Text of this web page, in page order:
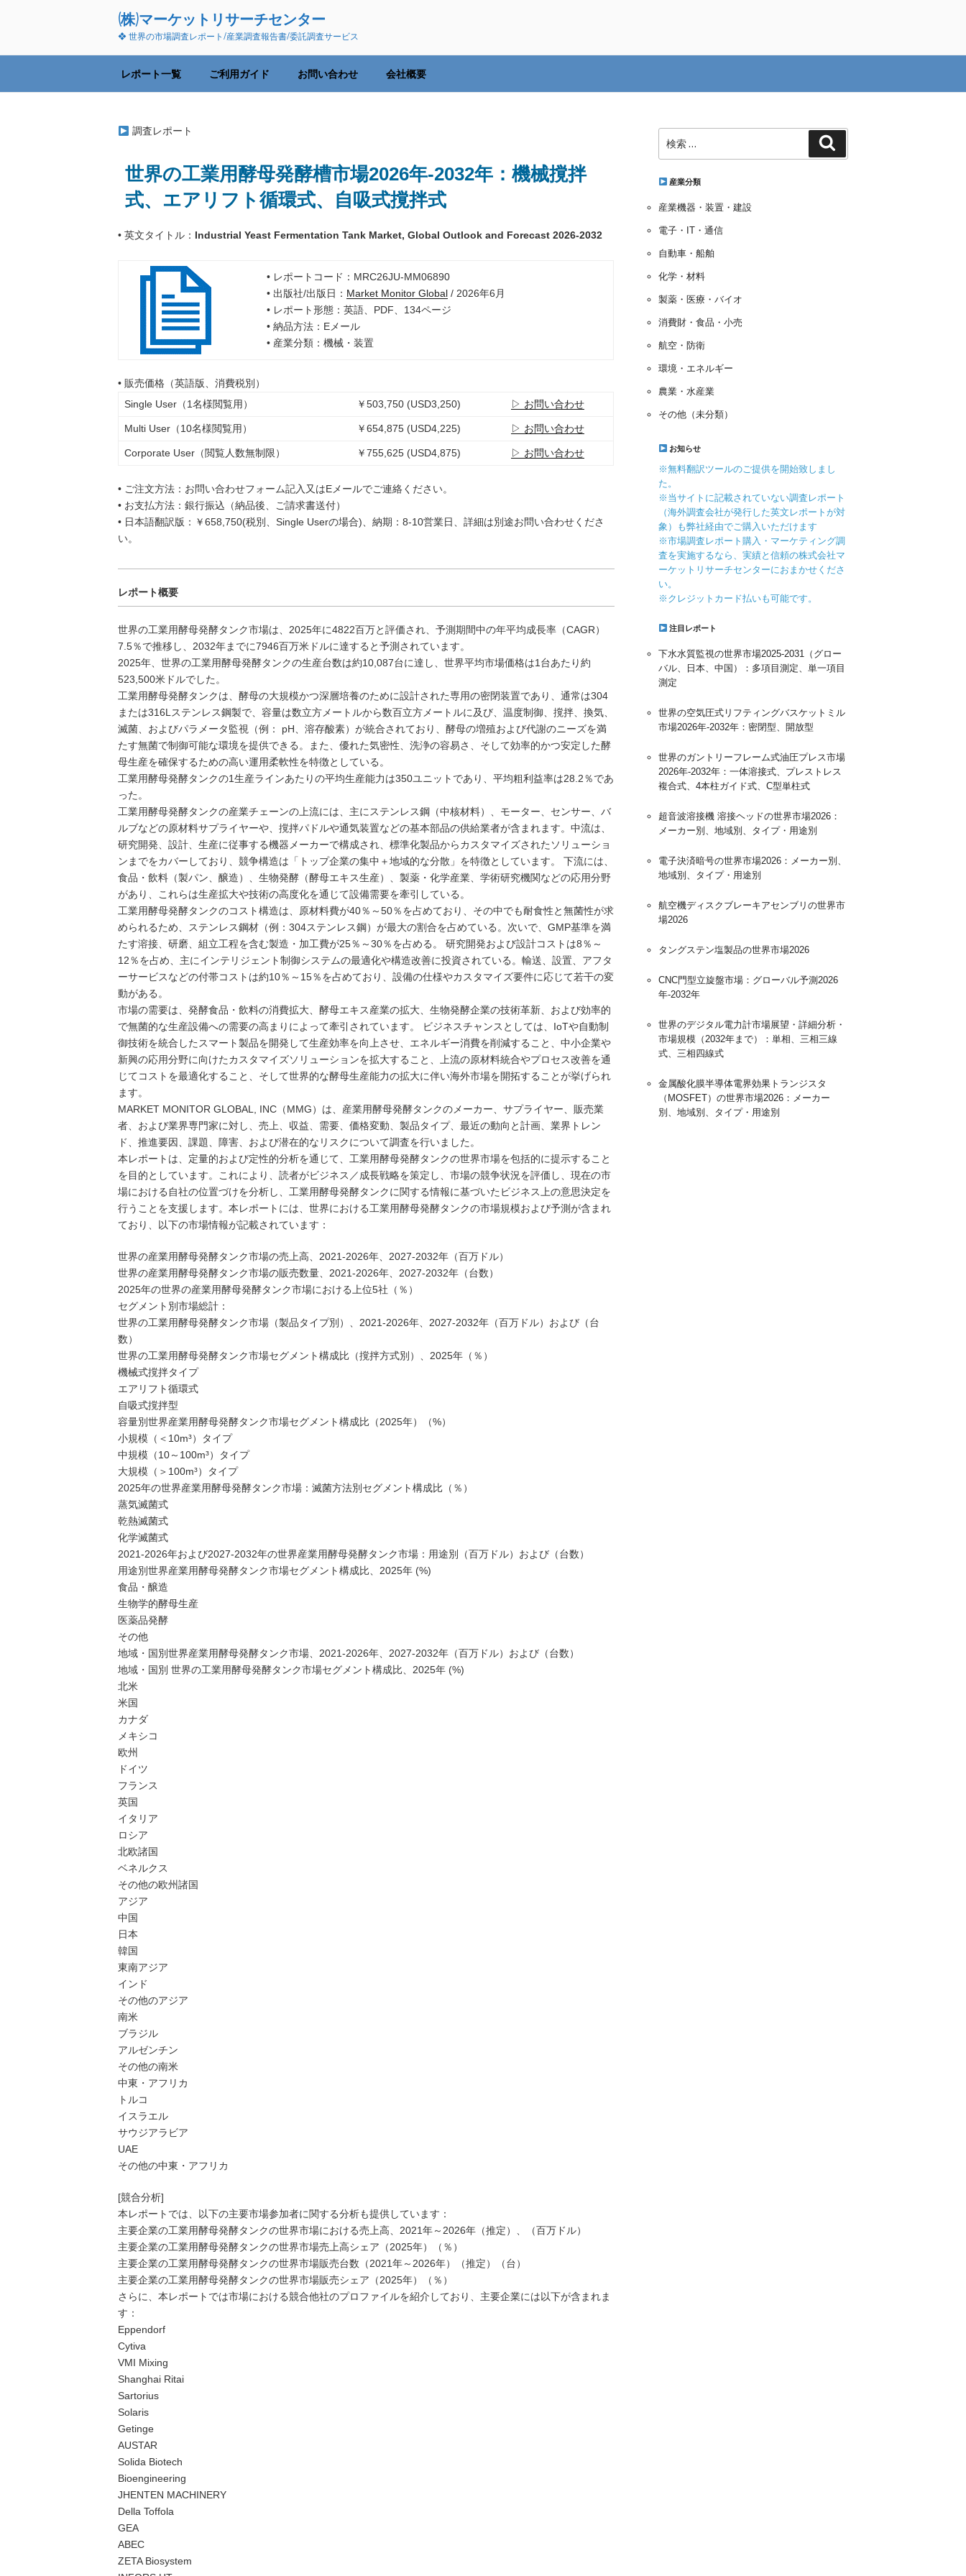
ン
へ
(株)マーケットリサーチセンター
❖ 世界の市場調査レポート/産業調査報告書/委託調査サービス
レポート一覧 ご利用ガイド お問い合わせ 会社概要
調査レポート
世界の工業用酵母発酵槽市場2026年-2032年：機械撹拌
式、エアリフト循環式、自吸式撹拌式
• 英文タイトル： Industrial Yeast Fermentation Tank Market, Global Outlook and Forecast 2026-2032
• レポートコード：MRC26JU-MM06890
• 出版社/出版日： Market Monitor Global/ 2026年6月
• レポート形態：英語、PDF、134ページ
• 納品方法：Eメール
• 産業分類：機械・装置
• 販売価格（英語版、消費税別）
Single User（1名様閲覧用）
￥503,750 (USD3,250) ▷ お問い合わせ
Multi User（10名様閲覧用） ￥654,875 (USD4,225) ▷ お問い合わせ
Corporate User（閲覧人数無制限） ￥755,625 (USD4,875) ▷ お問い合わせ
• ご注文方法：お問い合わせフォーム記入又はEメールでご連絡ください。
• お支払方法：銀行振込（納品後、ご請求書送付）
• 日本語翻訳版：￥658,750(税別、Single Userの場合)、納期：8-10営業日、詳細は別途お問い合わせくださ
い。
レポート概要
世界の工業用酵母発酵タンク市場は、2025年に4822百万と評価され、予測期間中の年平均成長率（CAGR）
7.5％で推移し、2032年までに7946百万米ドルに達すると予測されています。
2025年、世界の工業用酵母発酵タンクの生産台数は約10,087台に達し、世界平均市場価格は1台あたり約
523,500米ドルでした。
工業用酵母発酵タンクは、酵母の大規模かつ深層培養のために設計された専用の密閉装置であり、通常は304
または316Lステンレス鋼製で、容量は数立方メートルから数百立方メートルに及び、温度制御、撹拌、換気、
滅菌、およびパラメータ監視（例： pH、溶存酸素）が統合されており、酵母の増殖および代謝のニーズを満
たす無菌で制御可能な環境を提供できる。また、優れた気密性、洗浄の容易さ、そして効率的かつ安定した酵
母生産を確保するための高い運用柔軟性を特徴としている。
工業用酵母発酵タンクの1生産ラインあたりの平均生産能力は350ユニットであり、平均粗利益率は28.2％であ
った。
工業用酵母発酵タンクの産業チェーンの上流には、主にステンレス鋼（中核材料）、モーター、センサー、バ
ルブなどの原材料サプライヤーや、撹拌パドルや通気装置などの基本部品の供給業者が含まれます。中流は、
研究開発、設計、生産に従事する機器メーカーで構成され、標準化製品からカスタマイズされたソリューショ
ンまでをカバーしており、競争構造は「トップ企業の集中＋地域的な分散」を特徴としています。 下流には、
食品・飲料（製パン、醸造）、生物発酵（酵母エキス生産）、製薬・化学産業、学術研究機関などの応用分野
があり、これらは生産拡大や技術の高度化を通じて設備需要を牽引している。
工業用酵母発酵タンクのコスト構造は、原材料費が40％～50％を占めており、その中でも耐食性と無菌性が求
められるため、ステンレス鋼材（例：304ステンレス鋼）が最大の割合を占めている。次いで、GMP基準を満
たす溶接、研磨、組立工程を含む製造・加工費が25％～30％を占める。 研究開発および設計コストは8％～
12％を占め、主にインテリジェント制御システムの最適化や構造改善に投資されている。輸送、設置、アフタ
ーサービスなどの付帯コストは約10％～15％を占めており、設備の仕様やカスタマイズ要件に応じて若干の変
動がある。
市場の需要は、発酵食品・飲料の消費拡大、酵母エキス産業の拡大、生物発酵企業の技術革新、および効率的
で無菌的な生産設備への需要の高まりによって牽引されています。 ビジネスチャンスとしては、IoTや自動制
御技術を統合したスマート製品を開発して生産効率を向上させ、エネルギー消費を削減すること、中小企業や
新興の応用分野に向けたカスタマイズソリューションを拡大すること、上流の原材料統合やプロセス改善を通
じてコストを最適化すること、そして世界的な酵母生産能力の拡大に伴い海外市場を開拓することが挙げられ
ます。
MARKET MONITOR GLOBAL, INC（MMG）は、産業用酵母発酵タンクのメーカー、サプライヤー、販売業
者、および業界専門家に対し、売上、収益、需要、価格変動、製品タイプ、最近の動向と計画、業界トレン
ド、推進要因、課題、障害、および潜在的なリスクについて調査を行いました。
本レポートは、定量的および定性的分析を通じて、工業用酵母発酵タンクの世界市場を包括的に提示すること
を目的としています。これにより、読者がビジネス／成長戦略を策定し、市場の競争状況を評価し、現在の市
場における自社の位置づけを分析し、工業用酵母発酵タンクに関する情報に基づいたビジネス上の意思決定を
行うことを支援します。本レポートには、世界における工業用酵母発酵タンクの市場規模および予測が含まれ
ており、以下の市場情報が記載されています：
世界の産業用酵母発酵タンク市場の売上高、2021-2026年、2027-2032年（百万ドル）
世界の産業用酵母発酵タンク市場の販売数量、2021-2026年、2027-2032年（台数）
2025年の世界の産業用酵母発酵タンク市場における上位5社（％）
セグメント別市場総計：
世界の工業用酵母発酵タンク市場（製品タイプ別）、2021-2026年、2027-2032年（百万ドル）および（台
数）
世界の工業用酵母発酵タンク市場セグメント構成比（撹拌方式別）、2025年（％）
機械式撹拌タイプ
エアリフト循環式
自吸式撹拌型
容量別世界産業用酵母発酵タンク市場セグメント構成比（2025年）（%）
小規模（＜10m³）タイプ
中規模（10～100m³）タイプ
大規模（＞100m³）タイプ
2025年の世界産業用酵母発酵タンク市場：滅菌方法別セグメント構成比（％）
蒸気滅菌式
乾熱滅菌式
化学滅菌式
2021-2026年および2027-2032年の世界産業用酵母発酵タンク市場：用途別（百万ドル）および（台数）
用途別世界産業用酵母発酵タンク市場セグメント構成比、2025年 (%)
食品・醸造
生物学的酵母生産
医薬品発酵
その他
地域・国別世界産業用酵母発酵タンク市場、2021-2026年、2027-2032年（百万ドル）および（台数）
地域・国別 世界の工業用酵母発酵タンク市場セグメント構成比、2025年 (%)
北米
米国
カナダ
メキシコ
欧州
ドイツ
フランス
英国
イタリア
ロシア
北欧諸国
ベネルクス
その他の欧州諸国
アジア
中国
日本
韓国
東南アジア
インド
その他のアジア
南米
ブラジル
アルゼンチン
その他の南米
中東・アフリカ
トルコ
イスラエル
サウジアラビア
UAE
その他の中東・アフリカ
[競合分析]
本レポートでは、以下の主要市場参加者に関する分析も提供しています：
主要企業の工業用酵母発酵タンクの世界市場における売上高、2021年～2026年（推定）、（百万ドル）
主要企業の工業用酵母発酵タンクの世界市場売上高シェア（2025年）（％）
主要企業の工業用酵母発酵タンクの世界市場販売台数（2021年～2026年）（推定）（台）
主要企業の工業用酵母発酵タンクの世界市場販売シェア（2025年）（％）
さらに、本レポートでは市場における競合他社のプロファイルを紹介しており、主要企業には以下が含まれま
す：
Eppendorf
Cytiva
VMI Mixing
Shanghai Ritai
Sartorius
Solaris
Getinge
AUSTAR
Solida Biotech
Bioengineering
JHENTEN MACHINERY
Della Toffola
GEA
ABEC
ZETA Biosystem
索:
産業分類
産業機器・装置・建設
電子・IT・通信
自動車・船舶
化学・材料
製薬・医療・バイオ
消費財・食品・小売
航空・防衛
環境・エネルギー
農業・水産業
その他（未分類）
お知らせ
※無料翻訳ツールのご提供を開始致しまし
た。
※当サイトに記載されていない調査レポート
（海外調査会社が発行した英文レポートが対
象）も弊社経由でご購入いただけます
※市場調査レポート購入・マーケティング調
査を実施するなら、実績と信頼の株式会社マ
ーケットリサーチセンターにおまかせくださ
い。
※クレジットカード払いも可能です。
注目レポート
下水水質監視の世界市場2025-2031（グロー
バル、日本、中国）：多項目測定、単一項目
測定
世界の空気圧式リフティングバスケットミル
市場2026年-2032年：密閉型、開放型
世界のガントリーフレーム式油圧プレス市場
2026年-2032年：一体溶接式、プレストレス
複合式、4本柱ガイド式、C型単柱式
超音波溶接機 溶接ヘッドの世界市場2026：
メーカー別、地域別、タイプ・用途別
電子決済暗号の世界市場2026：メーカー別、
地域別、タイプ・用途別
航空機ディスクブレーキアセンブリの世界市
場2026
タングステン塩製品の世界市場2026
CNC門型立旋盤市場：グローバル予測2026
年-2032年
世界のデジタル電力計市場展望・詳細分析・
市場規模（2032年まで）：単相、三相三線
式、三相四線式
金属酸化膜半導体電界効果トランジスタ
（MOSFET）の世界市場2026：メーカー
別、地域別、タイプ・用途別